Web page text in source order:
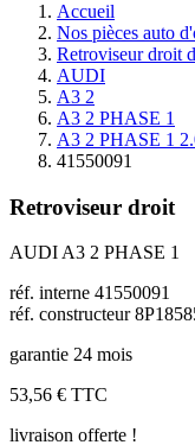
Accueil
Nos pièces auto
Retroviseur droit
AUDI
A3 2
A3 2 PHASE 1
A3 2 PHASE 1
41550091
Retroviseur droit
AUDI A3 2 PHASE 1
réf. interne 41550091
réf. constructeur
garantie 24 mois
53,56 € TTC
livraison offerte !